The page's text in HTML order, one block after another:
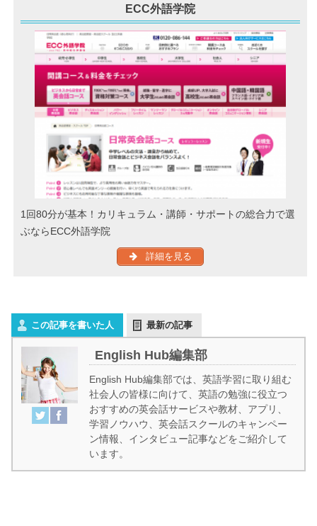
ECC外語学院
1回80分が基本！カリキュラム・講師・サポートの総合力で選
ぶならECC外語学院
詳細を見る
この記事を書いた人 最新の記事
English Hub編集部
English Hub編集部では、英語学習に取り組む
社会人の皆様に向けて、英語の勉強に役立つ
おすすめの英会話サービスや教材、アプリ、
学習ノウハウ、英会話スクールのキャンペー
ン情報、インタビュー記事などをご紹介して
います。